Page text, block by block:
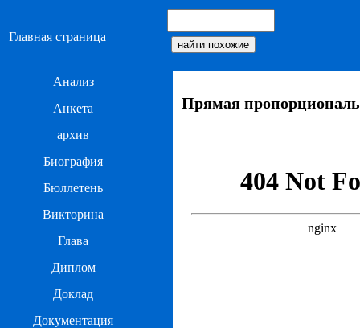
Главная страница
Анализ
Анкета
архив
Биография
Бюллетень
Викторина
Глава
Диплом
Доклад
Документация
Прямая